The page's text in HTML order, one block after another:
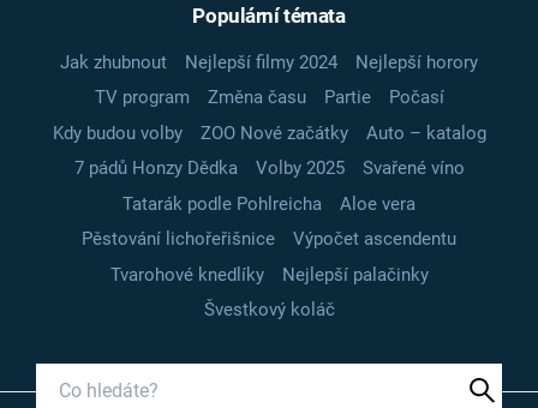
Populární témata
Jak zhubnout Nejlepší filmy 2024
Nejlepší horory
TV program
Změna času Partie
Počasí
Kdy budou volby
ZOO Nové začátky
Auto – katalog
7 pádů Honzy Dědka
Volby 2025
Svařené víno
Tatarák podle Pohlreicha
Aloe vera
Pěstování lichořeřišnice
Výpočet ascendentu
Tvarohové knedlíky
Nejlepší palačinky
Švestkový koláč